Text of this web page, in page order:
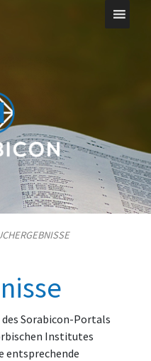
Sorabicon-Portals
Institutes
entsprechende